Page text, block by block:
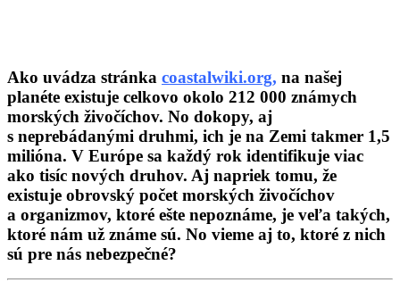
Ako uvádza stránka coastalwiki.org, na našej
planéte existuje celkovo okolo 212 000 známych
morských živočíchov. No dokopy, aj
s neprebádanými druhmi, ich je na Zemi takmer 1,5
milióna. V Európe sa každý rok identifikuje viac
ako tisíc nových druhov. Aj napriek tomu, že
existuje obrovský počet morských živočíchov
a organizmov, ktoré ešte nepoznáme, je veľa takých,
ktoré nám už známe sú. No vieme aj to, ktoré z nich
sú pre nás nebezpečné?